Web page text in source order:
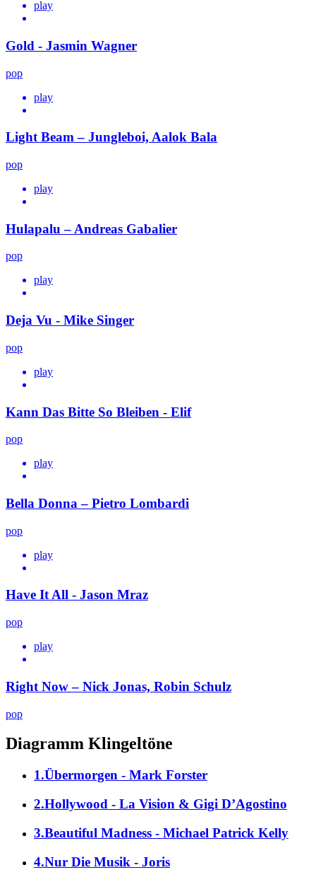
play
Gold - Jasmin Wagner
pop
play
Light Beam – Jungleboi, Aalok Bala
pop
play
Hulapalu – Andreas Gabalier
pop
play
Deja Vu - Mike Singer
pop
play
Kann Das Bitte So Bleiben - Elif
pop
play
Bella Donna – Pietro Lombardi
pop
play
Have It All - Jason Mraz
pop
play
Right Now – Nick Jonas, Robin Schulz
pop
Diagramm Klingeltöne
1.Übermorgen - Mark Forster
2.Hollywood - La Vision & Gigi D’Agostino
3.Beautiful Madness - Michael Patrick Kelly
4.Nur Die Musik - Joris